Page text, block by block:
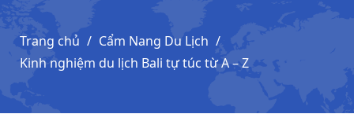
Trang chủ
Cẩm Nang Du Lịch
Kinh nghiệm du lịch Bali tự túc từ A – Z